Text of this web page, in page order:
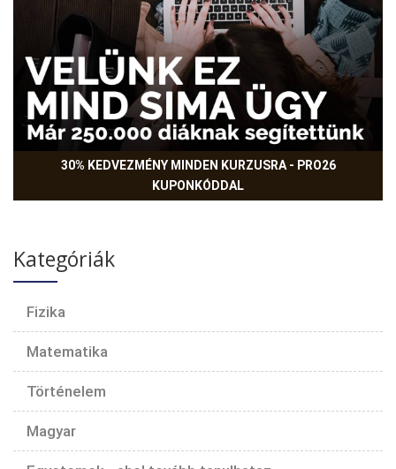
30% KEDVEZMÉNY MINDEN KURZUSRA - PRO26
KUPONKÓDDAL
Kategóriák
Fizika
Matematika
Történelem
Magyar